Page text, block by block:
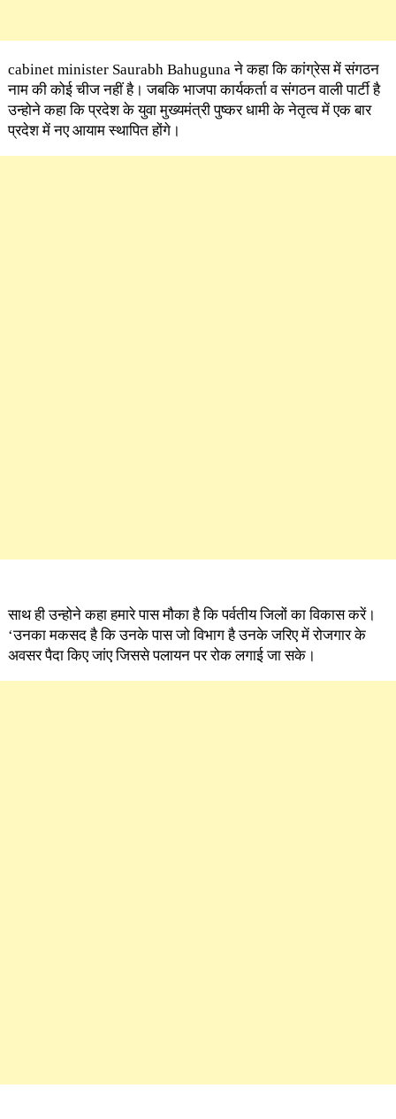
cabinet minister Saurabh Bahuguna ने कहा कि कांग्रेस में संगठन
नाम की कोई चीज नहीं है। जबकि भाजपा कार्यकर्ता व संगठन वाली पार्टी है
उन्होने कहा कि प्रदेश के युवा मुख्यमंत्री पुष्कर धामी के नेतृत्व में एक बार
प्रदेश में नए आयाम स्थापित होंगे।
साथ ही उन्होने कहा हमारे पास मौका है कि पर्वतीय जिलों का विकास करें।
‘उनका मकसद है कि उनके पास जो विभाग है उनके जरिए में रोजगार के
अवसर पैदा किए जांए जिससे पलायन पर रोक लगाई जा सके।